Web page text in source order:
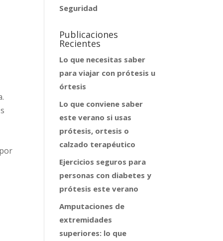
Seguridad
Publicaciones
Recientes
Lo que necesitas saber
para viajar con prótesis u
órtesis
Lo que conviene saber
este verano si usas
prótesis, ortesis o
calzado terapéutico
Ejercicios seguros para
personas con diabetes y
prótesis este verano
Amputaciones de
extremidades
superiores: lo que